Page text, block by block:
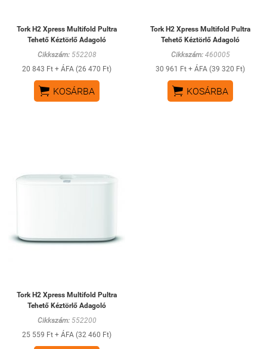
Tork H2 Xpress Multifold Pultra
Tehető Kéztörlő Adagoló
Cikkszám:552208
20 843 Ft + ÁFA (26 470 Ft)
 KOSÁRBA
Tork H2 Xpress Multifold Pultra
Tehető Kéztörlő Adagoló
Cikkszám:460005
30 961 Ft + ÁFA (39 320 Ft)
 KOSÁRBA
Tork H2 Xpress Multifold Pultra
Tehető Kéztörlő Adagoló
Cikkszám:552200
25 559 Ft + ÁFA (32 460 Ft)